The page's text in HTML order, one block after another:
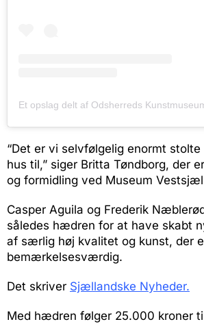
“Det er vi selvfølgelig enormt
hus til,” siger Britta Tøndborg, der
og formidling ved Museum
Casper Aguila og Frederik
således hædren for at have skabt
af særlig høj kvalitet og kunst, der
bemærkelsesværdig.
Det skriver Sjællandske Nyheder.
Med hædren følger 25.000 kroner